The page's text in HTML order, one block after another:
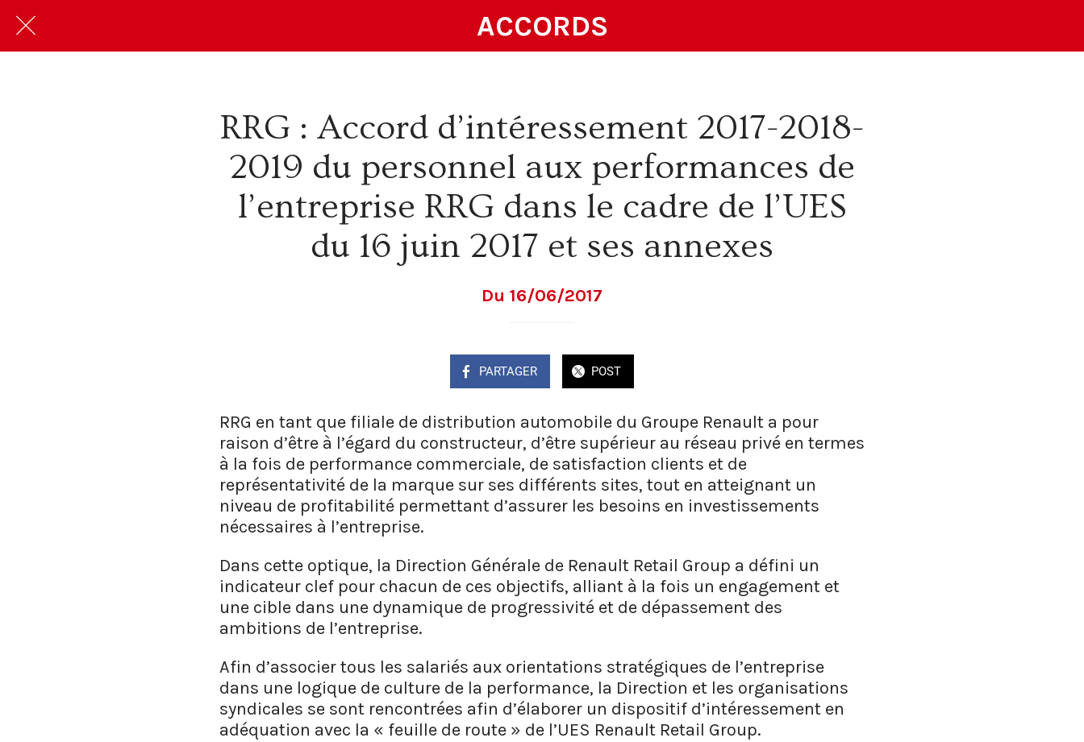
ACCORDS
RRG : Accord d’intéressement 2017-2018-
2019 du personnel aux performances de
l’entreprise RRG dans le cadre de l’UES
du 16 juin 2017 et ses annexes
Du 16/06/2017
PARTAGER POST
RRG en tant que filiale de distribution automobile du Groupe Renault a pour
raison d’être à l’égard du constructeur, d’être supérieur au réseau privé en termes
à la fois de performance commerciale, de satisfaction clients et de
représentativité de la marque sur ses différents sites, tout en atteignant un
niveau de profitabilité permettant d’assurer les besoins en investissements
nécessaires à l’entreprise.
Dans cette optique, la Direction Générale de Renault Retail Group a défini un
indicateur clef pour chacun de ces objectifs, alliant à la fois un engagement et
une cible dans une dynamique de progressivité et de dépassement des
ambitions de l’entreprise.
Afin d’associer tous les salariés aux orientations stratégiques de l’entreprise
dans une logique de culture de la performance, la Direction et les organisations
syndicales se sont rencontrées afin d’élaborer un dispositif d’intéressement en
adéquation avec la « feuille de route » de l’UES Renault Retail Group.